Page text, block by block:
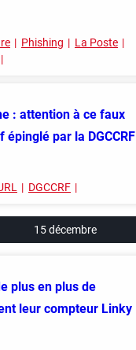
Phishing
La Poste
: attention à ce faux
par la DGCCRF
DGCCRF
15 décembre
plus en plus de
leur compteur Linky